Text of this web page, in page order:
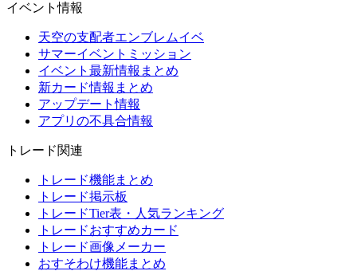
イベント情報
天空の支配者エンブレムイベ
サマーイベントミッション
イベント最新情報まとめ
新カード情報まとめ
アップデート情報
アプリの不具合情報
トレード関連
トレード機能まとめ
トレード掲示板
トレードTier表・人気ランキング
トレードおすすめカード
トレード画像メーカー
おすそわけ機能まとめ